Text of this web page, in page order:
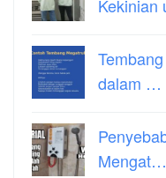
dalam …
Mengat…